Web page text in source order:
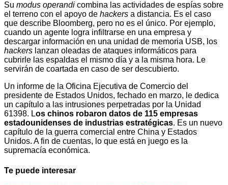
Su modus operandi combina las actividades de espías sobre
el terreno con el apoyo de hackers a distancia. Es el caso
que describe Bloomberg, pero no es el único. Por ejemplo,
cuando un agente logra infiltrarse en una empresa y
descargar información en una unidad de memoria USB, los
hackers lanzan oleadas de ataques informáticos para
cubrirle las espaldas el mismo día y a la misma hora. Le
servirán de coartada en caso de ser descubierto.
Un informe de la Oficina Ejecutiva de Comercio del
presidente de Estados Unidos, fechado en marzo, le dedica
un capítulo a las intrusiones perpetradas por la Unidad
61398. Los chinos robaron datos de 115 empresas
estadounidenses de industrias estratégicas. Es un nuevo
capítulo de la guerra comercial entre China y Estados
Unidos. A fin de cuentas, lo que está en juego es la
supremacía económica.
Te puede interesar